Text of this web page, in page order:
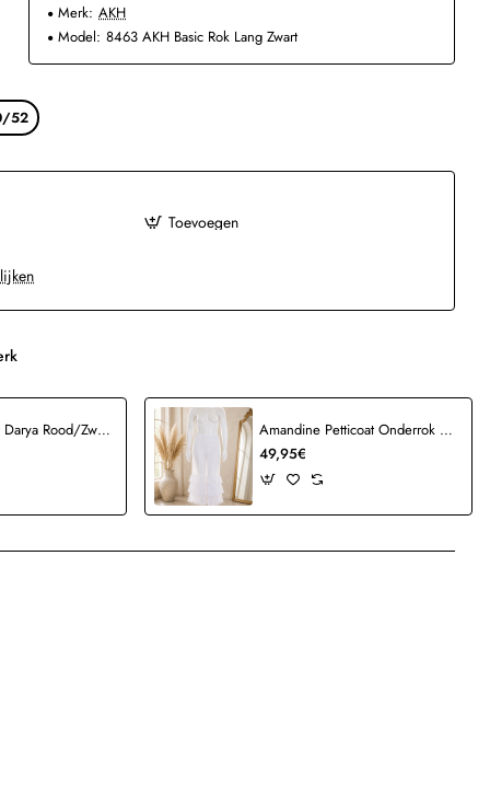
Merk: AKH
Model: 8463 AKH Basic Rok Lang Zwart
52
Toevoegen
AKH Ballonrok Darya Rood/Zwart
Amandine Petticoat Onderrok Crash Wit
49,95€